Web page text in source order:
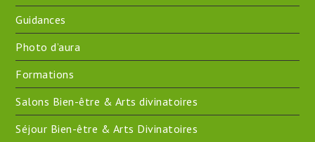
Guidances
Photo d’aura
Formations
Salons Bien-être & Arts divinatoires
Séjour Bien-être & Arts Divinatoires